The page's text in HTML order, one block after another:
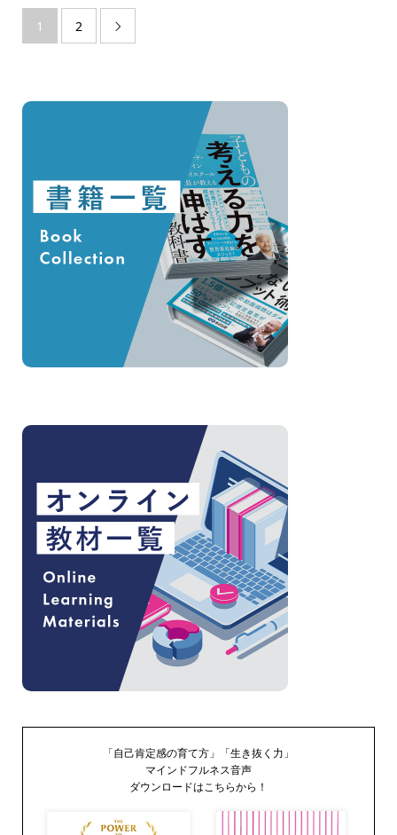
1 2 
「自己肯定感の育て方」「生き抜く力」
マインドフルネス音声
ダウンロードはこちらから！